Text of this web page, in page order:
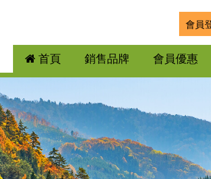
會員
首頁 銷售品牌 會員優惠